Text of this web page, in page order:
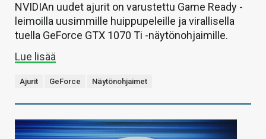
NVIDIAn uudet ajurit on varustettu Game Ready -
leimoilla uusimmille huippupeleille ja virallisella
tuella GeForce GTX 1070 Ti -näytönohjaimille.
Lue lisää
Ajurit GeForce Näytönohjaimet